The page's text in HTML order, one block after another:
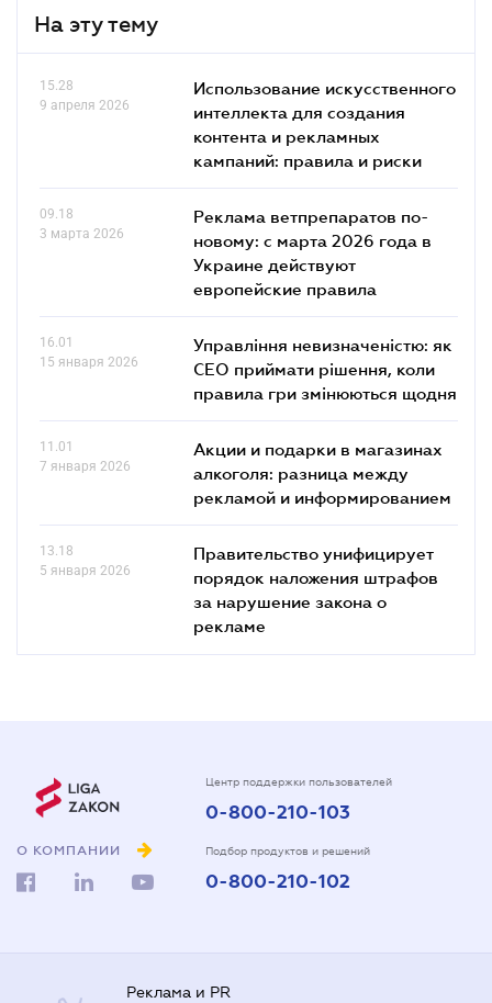
На эту тему
15.28
9 апреля 2026
Использование искусственного
интеллекта для создания
контента и рекламных
кампаний: правила и риски
09.18
3 марта 2026
Реклама ветпрепаратов по-
новому: с марта 2026 года в
Украине действуют
европейские правила
16.01
15 января 2026
Управління невизначеністю: як
СЕО приймати рішення, коли
правила гри змінюються щодня
11.01
7 января 2026
Акции и подарки в магазинах
алкоголя: разница между
рекламой и информированием
13.18
5 января 2026
Правительство унифицирует
порядок наложения штрафов
за нарушение закона о
рекламе
О КОМПАНИИ
Центр поддержки пользователей
0-800-210-103
Подбор продуктов и решений
0-800-210-102
Реклама и PR